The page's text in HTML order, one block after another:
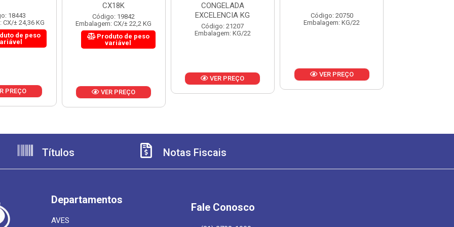
18443
CX/± 24,36 KG
de peso
PREÇO
CX18K
Código: 19842
Embalagem: CX/± 22,2 KG
Produto de peso
variável
VER PREÇO
CONGELADA
EXCELENCIA KG
Código: 21207
Embalagem: KG/22
VER PREÇO
Código: 20750
Embalagem: KG/22
VER PREÇO
Títulos Notas Fiscais
Departamentos
AVES
Fale Conosco